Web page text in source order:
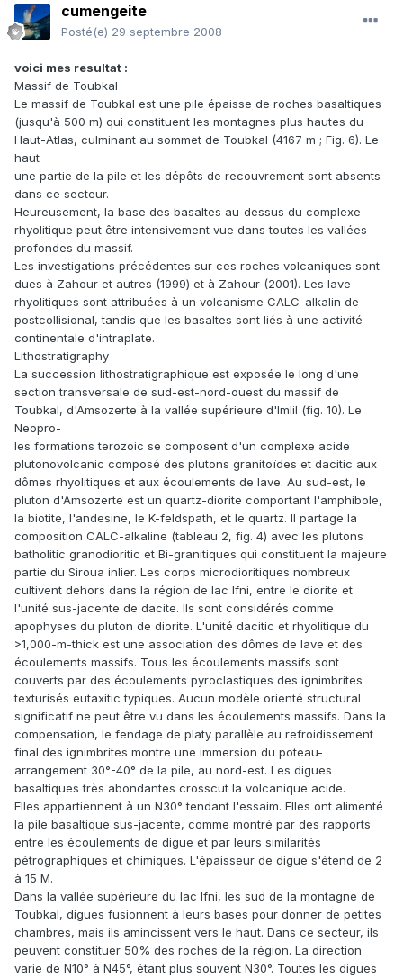
cumengeite
Posté(e) 29 septembre 2008
voici mes resultat :
Massif de Toubkal
Le massif de Toubkal est une pile épaisse de roches basaltiques
(jusqu'à 500 m) qui constituent les montagnes plus hautes du
Haut-Atlas, culminant au sommet de Toubkal (4167 m ; Fig. 6). Le
haut
une partie de la pile et les dépôts de recouvrement sont absents
dans ce secteur.
Heureusement, la base des basaltes au-dessus du complexe
rhyolitique peut être intensivement vue dans toutes les vallées
profondes du massif.
Les investigations précédentes sur ces roches volcaniques sont
dues à Zahour et autres (1999) et à Zahour (2001). Les lave
rhyolitiques sont attribuées à un volcanisme CALC-alkalin de
postcollisional, tandis que les basaltes sont liés à une activité
continentale d'intraplate.
Lithostratigraphy
La succession lithostratigraphique est exposée le long d'une
section transversale de sud-est-nord-ouest du massif de
Toubkal, d'Amsozerte à la vallée supérieure d'Imlil (fig. 10). Le
Neopro-
les formations terozoic se composent d'un complexe acide
plutonovolcanic composé des plutons granitoïdes et dacitic aux
dômes rhyolitiques et aux écoulements de lave. Au sud-est, le
pluton d'Amsozerte est un quartz-diorite comportant l'amphibole,
la biotite, l'andesine, le K-feldspath, et le quartz. Il partage la
composition CALC-alkaline (tableau 2, fig. 4) avec les plutons
batholitic granodioritic et Bi-granitiques qui constituent la majeure
partie du Siroua inlier. Les corps microdioritiques nombreux
cultivent dehors dans la région de lac Ifni, entre le diorite et
l'unité sus-jacente de dacite. Ils sont considérés comme
apophyses du pluton de diorite. L'unité dacitic et rhyolitique du
>1,000-m-thick est une association des dômes de lave et des
écoulements massifs. Tous les écoulements massifs sont
couverts par des écoulements pyroclastiques des ignimbrites
texturisés eutaxitic typiques. Aucun modèle orienté structural
significatif ne peut être vu dans les écoulements massifs. Dans la
compensation, le fendage de platy parallèle au refroidissement
final des ignimbrites montre une immersion du poteau-
arrangement 30°-40° de la pile, au nord-est. Les digues
basaltiques très abondantes crosscut la volcanique acide.
Elles appartiennent à un N30° tendant l'essaim. Elles ont alimenté
la pile basaltique sus-jacente, comme montré par des rapports
entre les écoulements de digue et par leurs similarités
pétrographiques et chimiques. L'épaisseur de digue s'étend de 2
à 15 M.
Dans la vallée supérieure du lac Ifni, les sud de la montagne de
Toubkal, digues fusionnent à leurs bases pour donner de petites
chambres, mais ils amincissent vers le haut. Dans ce secteur, ils
peuvent constituer 50% des roches de la région. La direction
varie de N10° à N45°, étant plus souvent N30°. Toutes les digues